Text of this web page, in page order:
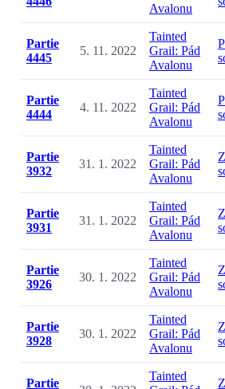
Avalonu
Partie
4445
5. 11. 2022
Tainted
Grail: Pád
Avalonu
Partie
4444
4. 11. 2022
Tainted
Grail: Pád
Avalonu
Partie
3932
31. 1. 2022
Tainted
Grail: Pád
Avalonu
Partie
3931
31. 1. 2022
Tainted
Grail: Pád
Avalonu
Partie
3926
30. 1. 2022
Tainted
Grail: Pád
Avalonu
Partie
3928
30. 1. 2022
Tainted
Grail: Pád
Avalonu
Partie
Tainted